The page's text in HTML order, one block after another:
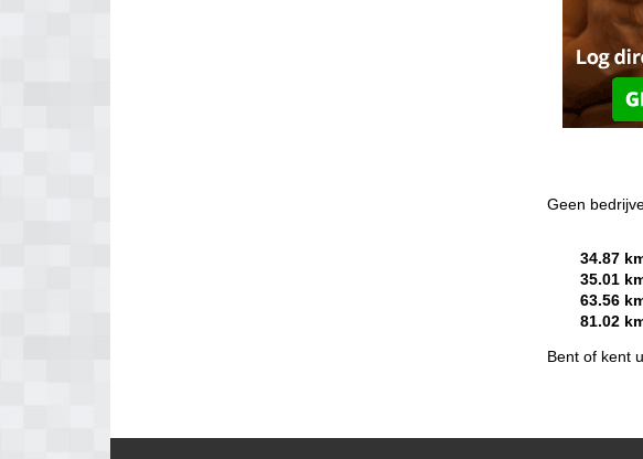
Geen
34.87
35.01
63.56
81.02
Bent of kent